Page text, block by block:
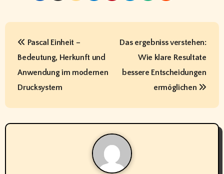
P
n
a
Pascal Einheit –
Bedeutung, Herkunft und
Anwendung im modernen
Drucksystem
Das ergebniss verstehen:
Wie klare Resultate
bessere Entscheidungen
ermöglichen